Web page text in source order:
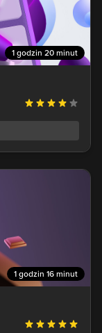
1 godzin 20 minut
1 godzin 16 minut